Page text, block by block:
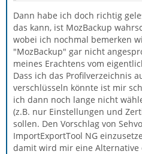
Dann habe ich doch richtig
das kann, ist MozBackup
wobei ich nochmal bemerken
"MozBackup" gar nicht
meines Erachtens vom
Dass ich das Profilverzeichnis
verschlüsseln könnte ist mir
ich dann noch lange nicht
(z.B. nur Einstellungen und
sollen. Den Vorschlag von
ImportExportTool NG
damit wird mir eine Alternative